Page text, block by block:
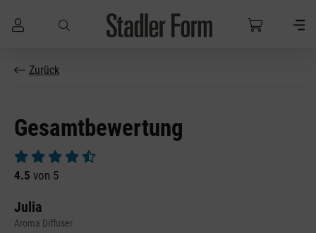
Zum Hauptinhalt springen
Zurück
Gesamtbewertung
Durchschnittliche Bewertung von 4.5 von 5 Sternen
4.5 von 5
Julia
Aroma Diffuser